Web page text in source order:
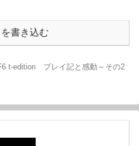
書き込む
t-edition プレイ記と感動～その2